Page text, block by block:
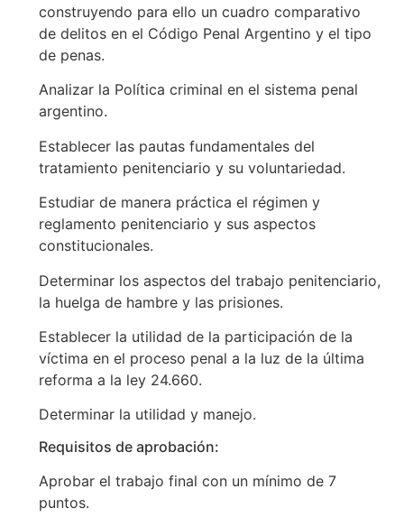
construyendo para ello un cuadro comparativo
de delitos en el Código Penal Argentino y el tipo
de penas.
Analizar la Política criminal en el sistema penal
argentino.
Establecer las pautas fundamentales del
tratamiento penitenciario y su voluntariedad.
Estudiar de manera práctica el régimen y
reglamento penitenciario y sus aspectos
constitucionales.
Determinar los aspectos del trabajo penitenciario,
la huelga de hambre y las prisiones.
Establecer la utilidad de la participación de la
víctima en el proceso penal a la luz de la última
reforma a la ley 24.660.
Determinar la utilidad y manejo.
Requisitos de aprobación:
Aprobar el trabajo final con un mínimo de 7
puntos.